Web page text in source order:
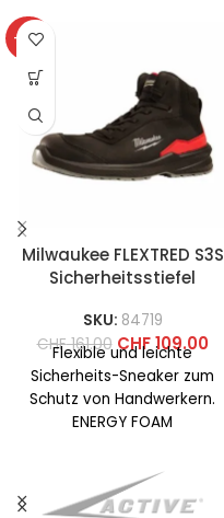
-32%
Milwaukee FLEXTRED S3S
Sicherheitsstiefel
SKU: 84719
CHF161.00 CHF109.00
Flexible und leichte
Sicherheits-Sneaker zum
Schutz von Handwerkern.
ENERGY FOAM
überlegene
Energierückgabe und
maximalen Komfort. STEP-